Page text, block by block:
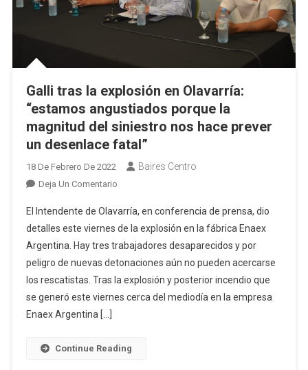
Galli tras la explosión en Olavarría:
“estamos angustiados porque la
magnitud del siniestro nos hace prever
un desenlace fatal”
18 De Febrero De 2022 Baires Centro
Deja Un ComentarioEn
Tras
La
Explosión
En
Olavarría:
“estamos
El Intendente de Olavarría, en conferencia de prensa, dio
detalles este viernes de la explosión en la fábrica Enaex
Argentina. Hay tres trabajadores desaparecidos y por
peligro de nuevas detonaciones aún no pueden acercarse
los rescatistas. Tras la explosión y posterior incendio que
se generó este viernes cerca del mediodía en la empresa
Enaex Argentina […]
Continue Reading